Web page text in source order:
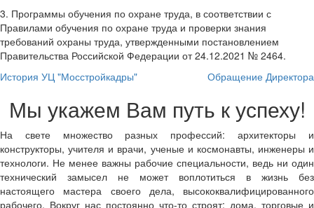
3. Программы обучения по охране труда, в соответствии с
Правилами обучения по охране труда и проверки знания
требований охраны труда, утвержденными постановлением
Правительства Российской Федерации от 24.12.2021 № 2464.
История УЦ "Мосстройкадры"
Обращение Директора
Мы укажем Вам путь к успеху!
На свете множество разных профессий: архитекторы и
конструкторы, учителя и врачи, ученые и космонавты, инженеры и
технологи. Не менее важны рабочие специальности, ведь ни один
технический замысел не может воплотиться в жизнь без
настоящего мастера своего дела, высококвалифицированного
рабочего. Вокруг нас постоянно что-то строят: дома, торговые и